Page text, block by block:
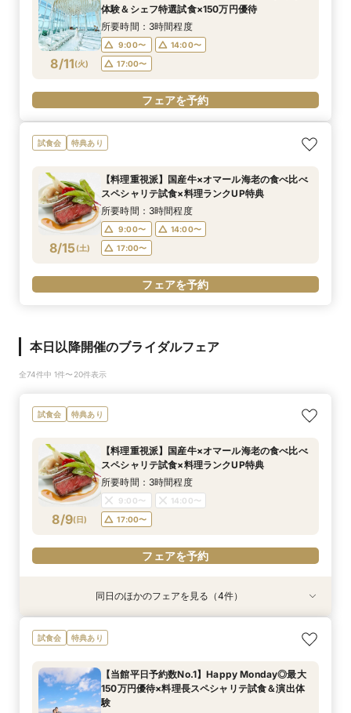
8/11(火)
体験＆シェフ特選試食×150万円優待
所要時間：3時間程度
9:00〜
14:00〜
17:00〜
フェアを予約
試食会 特典あり
8/15(土)
【料理重視派】国産牛×オマール海老の食べ比べ
スペシャリテ試食×料理ランクUP特典
所要時間：3時間程度
9:00〜
14:00〜
17:00〜
フェアを予約
本日以降開催のブライダルフェア
全74件中 1件〜20件表示
試食会 特典あり
8/9(日)
【料理重視派】国産牛×オマール海老の食べ比べ
スペシャリテ試食×料理ランクUP特典
所要時間：3時間程度
9:00〜
14:00〜
17:00〜
フェアを予約
特典あり
8/9(日)
2名様からOK【少人数で結婚式】アットホームウ
エディング相談会
9:00〜
14:00〜
特典あり
8/9(日)
【愛犬と叶えるペット婚】リングドッグ＆足形ス
タンプ×厳選試食＆20万円分のワンちゃん優待
9:00〜
14:00〜
特典あり
8/9(日)
【17時以降】お仕事帰りやテーマパーク帰りに夜
景×スペシャリテ試食
17:00〜
17:30〜
特典あり
8/9(日)
【初めて式場見学のおふたり】即決なしで安心＆
お気軽×シェフ特選試食
9:00〜
14:00〜
同日のほかのフェアを見る（4件）
試食会 特典あり
【当館平日予約数No.1】Happy Monday◎最大
150万円優待×料理長スペシャリテ試食＆演出体
験